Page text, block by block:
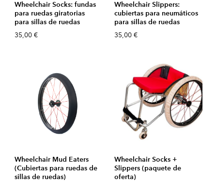
Wheelchair Socks: fundas
para ruedas giratorias
para sillas de ruedas
35,00 €
Wheelchair Slippers:
cubiertas para neumáticos
para sillas de ruedas
35,00 €
Wheelchair Mud Eaters
(Cubiertas para ruedas de
sillas de ruedas)
Wheelchair Socks +
Slippers (paquete de
oferta)